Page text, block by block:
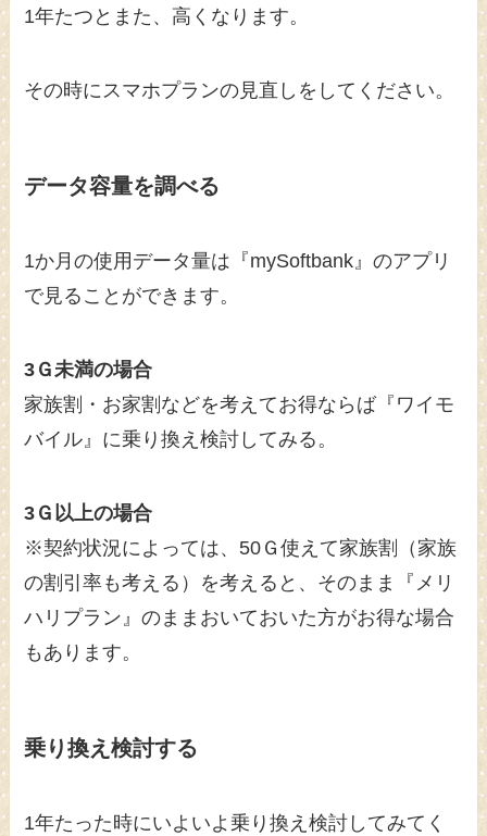
1年たつとまた、高くなります。
その時にスマホプランの見直しをしてください。
データ容量を調べる
1か月の使用データ量は『mySoftbank』のアプリ
で見ることができます。
3Ｇ未満の場合
家族割・お家割などを考えてお得ならば『ワイモ
バイル』に乗り換え検討してみる。
3Ｇ以上の場合
※契約状況によっては、50Ｇ使えて家族割（家族
の割引率も考える）を考えると、そのまま『メリ
ハリプラン』のままおいておいた方がお得な場合
もあります。
乗り換え検討する
1年たった時にいよいよ乗り換え検討してみてく